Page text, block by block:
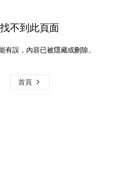
找不到此頁面
有誤，內容已被隱藏或刪除。
首頁